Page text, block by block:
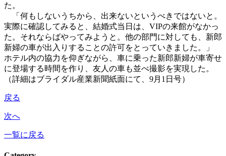
た。
「何もしないうちから、出来ないというべきではないと。
実際に確認してみると、結婚式当日は、VIPの来館がなかっ
た。それならばやってみようと。他の部門に対しても、新郎
新婦の車が出入りすることの許可をとっていきました。」
ホテル内の協力を仰ぎながら、車に乗った新郎新婦が車寄せ
に登場する時間を作り、友人の車も並べ撮影を実現した。
（詳細はブライダル産業新聞紙面にて、9月1日号）
戻る
次へ
一覧に戻る